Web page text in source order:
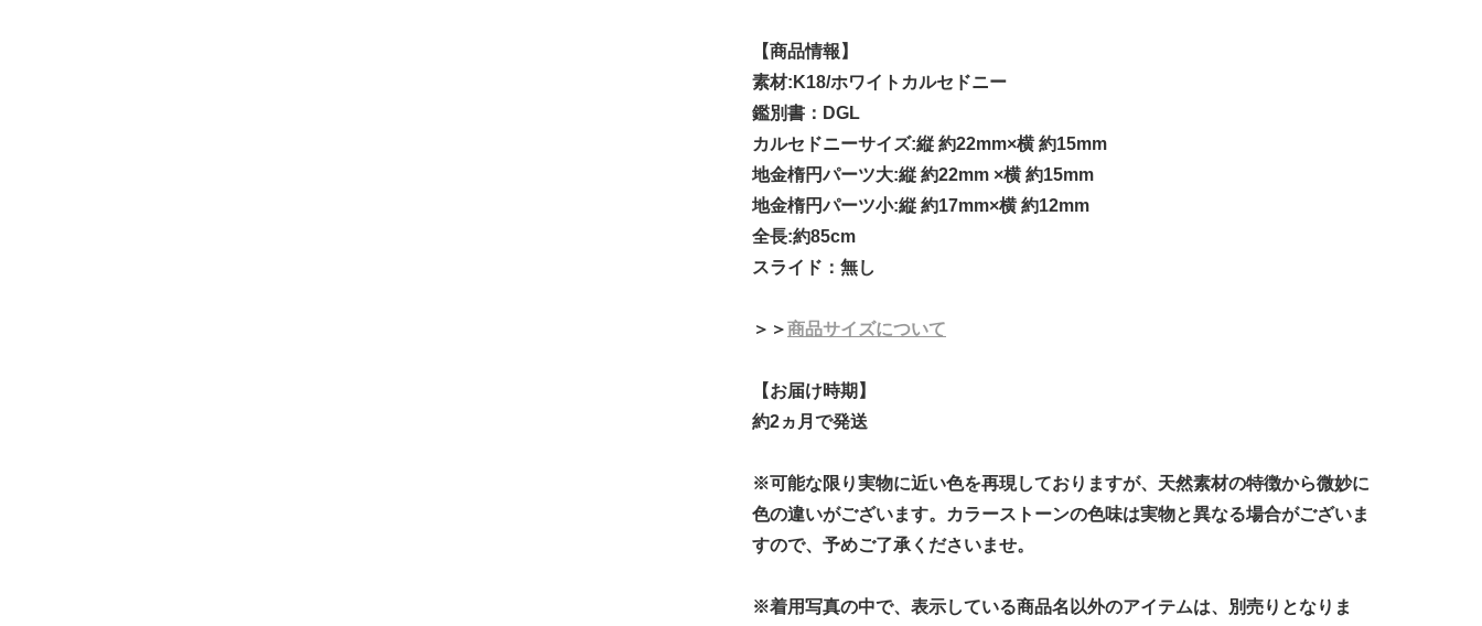
【商品情報】
素材:K18/ホワイトカルセドニー
鑑別書：DGL
カルセドニーサイズ:縦 約22mm×横 約15mm
地金楕円パーツ大:縦 約22mm ×横 約15mm
地金楕円パーツ小:縦 約17mm×横 約12mm
全長:約85cm
スライド：無し
＞＞商品サイズについて
【お届け時期】
約2ヵ月で発送
※可能な限り実物に近い色を再現しておりますが、天然素材の特徴から微妙に
色の違いがございます。カラーストーンの色味は実物と異なる場合がございま
すので、予めご了承くださいませ。
※着用写真の中で、表示している商品名以外のアイテムは、別売りとなりま